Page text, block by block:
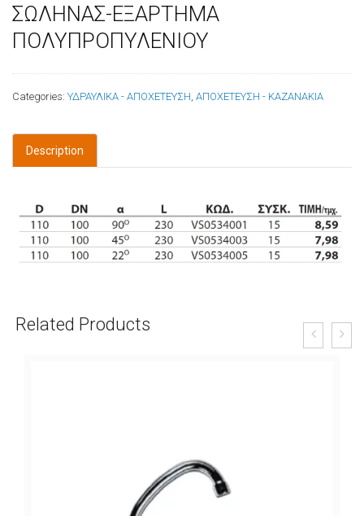
ΣΩΛΗΝΑΣ-ΕΞΑΡΤΗΜΑ
ΠΟΛΥΠΡΟΠΥΛΕΝΙΟΥ
Categories: ΥΔΡΑΥΛΙΚΑ - ΑΠΟΧΕΤΕΥΣΗ ΑΠΟΧΕΤΕΥΣΗ - ΚΑΖΑΝΑΚΙΑ
Description
Related Products